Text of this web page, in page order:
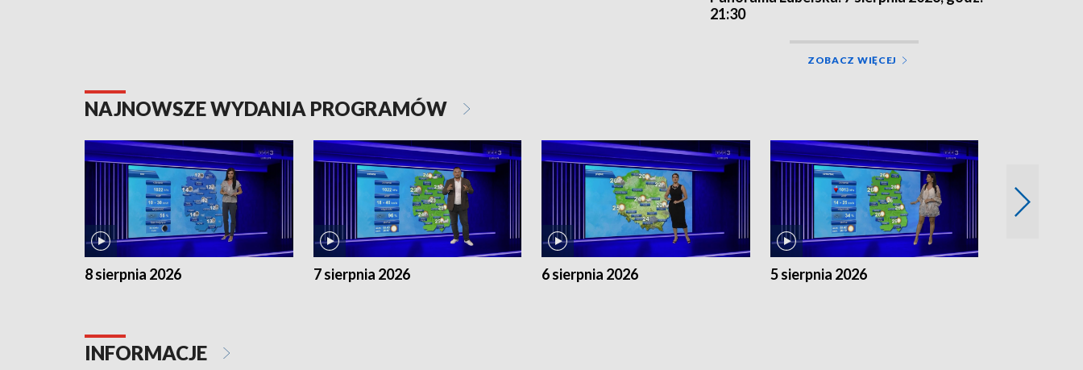
21:30
ZOBACZ WIĘCEJ
NAJNOWSZE WYDANIA PROGRAMÓW
8 sierpnia 2026 7 sierpnia 2026 6 sierpnia 2026 5 sierpnia 2026
INFORMACJE